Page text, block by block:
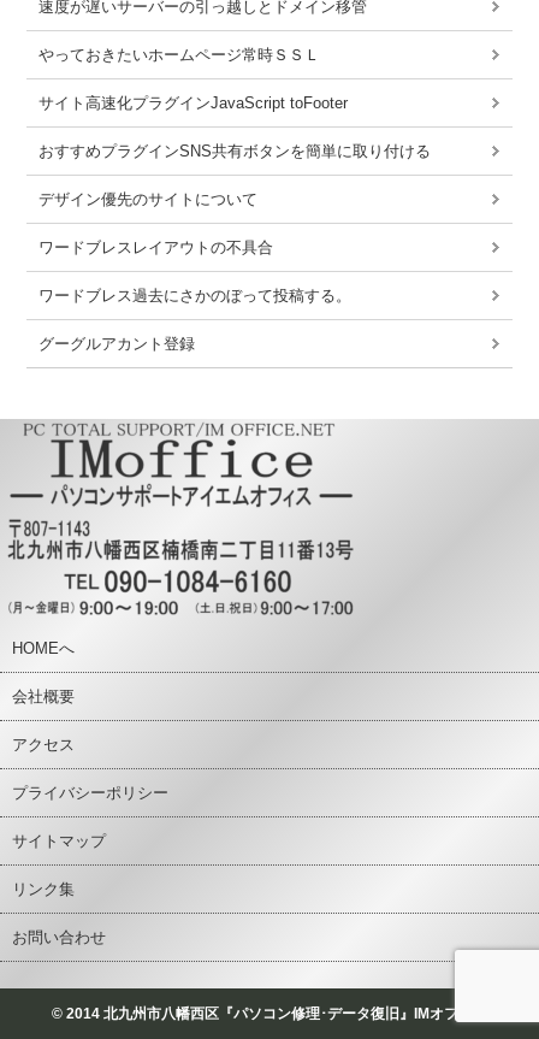
速度が遅いサーバーの引っ越しとドメイン移管
やっておきたいホームページ常時ＳＳＬ
サイト高速化プラグインJavaScript toFooter
おすすめプラグインSNS共有ボタンを簡単に取り付ける
デザイン優先のサイトについて
ワードブレスレイアウトの不具合
ワードブレス過去にさかのぼって投稿する。
グーグルアカント登録
HOMEへ
会社概要
アクセス
プライバシーポリシー
サイトマップ
リンク集
お問い合わせ
© 2014 北九州市八幡西区『パソコン修理･データ復旧』IMオフィス